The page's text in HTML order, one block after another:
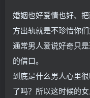
婚姻也好爱情也好、
方出轨就是不珍惜你们
通常男人爱说好奇只
的借口。
到底是什么男人心里
了吗？所以这时候的